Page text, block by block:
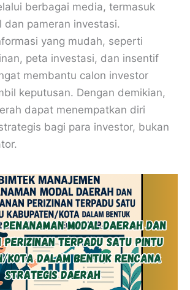
berbagai media, termasuk
dan pameran investasi.
yang mudah, seperti
peta investasi, dan insentif
membantu calon investor
keputusan. Dengan demikian,
dapat menempatkan diri
bagi para investor, bukan